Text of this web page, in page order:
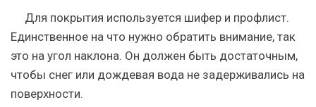
Для покрытия используется шифер и профлист.
Единственное на что нужно обратить внимание, так
это на угол наклона. Он должен быть достаточным,
чтобы снег или дождевая вода не задерживались на
поверхности.